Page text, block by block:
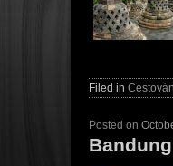
Filed in
Posted on